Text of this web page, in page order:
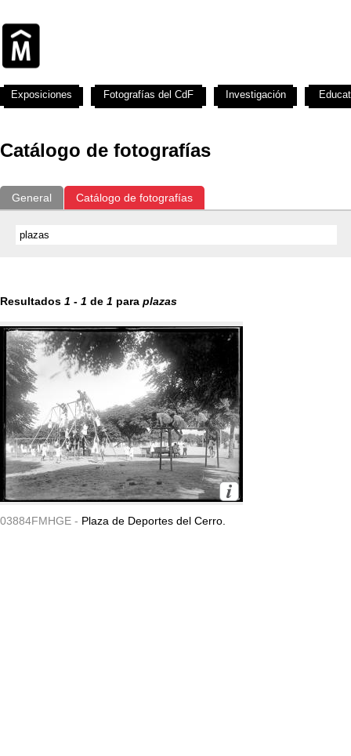
Catálogo de fotografías
General Catálogo de fotografías
Resultados 1 - 1 de 1 para plazas
03884FMHGE - Plaza de Deportes del Cerro.
Exposiciones Fotografías del CdF Investigación